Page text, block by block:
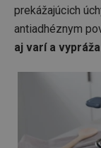
prekážajúcich
antiadhéznym
aj varí a